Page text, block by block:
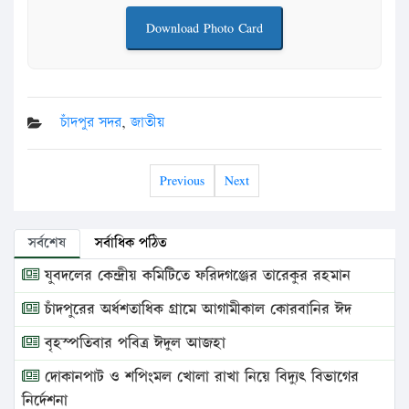
Download Photo Card
চাঁদপুর সদর,জাতীয়
Previous Next
সর্বশেষ সর্বাধিক পঠিত
যুবদলের কেন্দ্রীয় কমিটিতে ফরিদগঞ্জের তারেকুর রহমান
চাঁদপুরের অর্ধশতাধিক গ্রামে আগামীকাল কোরবানির ঈদ
বৃহস্পতিবার পবিত্র ঈদুল আজহা
দোকানপাট ও শপিংমল খোলা রাখা নিয়ে বিদ্যুৎ বিভাগের
নির্দেশনা